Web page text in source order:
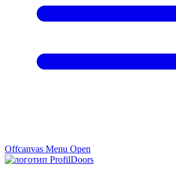
Offcanvas Menu Open